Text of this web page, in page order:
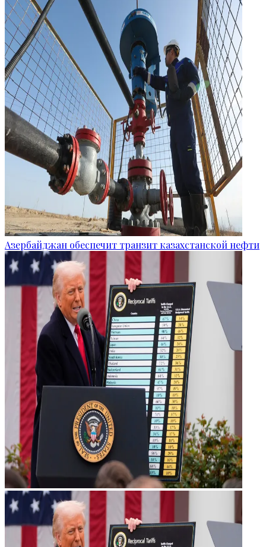
Азербайджан обеспечит транзит казахстанской нефти